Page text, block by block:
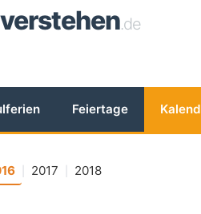
verstehen.de
Feiertage
2017 2018